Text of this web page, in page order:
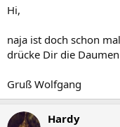
Hi,
naja ist doch schon
drücke Dir die
Gruß Wolfgang
Hardy